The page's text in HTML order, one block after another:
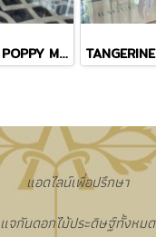
RANUNCULUS x POPPY MINI VASE
แอดไลน์เพื่อปรึกษา
แจกันดอกไม้ประดิษฐ์ทั้งหมด